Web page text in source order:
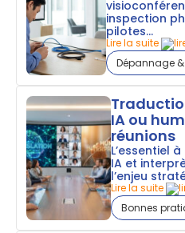
inspection
pilotes...
Lire la suite
Dépannage
IA ou
réunions
L’essentiel
IA et
l’enjeu
Lire la suite
Bonnes